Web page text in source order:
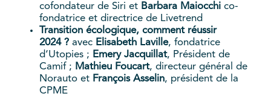
cofondateur de Siri et Barbara Maiocchi co-
fondatrice et directrice de Livetrend
Transition écologique, comment réussir
2024 ? avec Elisabeth Laville, fondatrice
d‘Utopies ; Emery Jacquillat, Président de
Camif ; Mathieu Foucart, directeur général de
Norauto et François Asselin, président de la
CPME